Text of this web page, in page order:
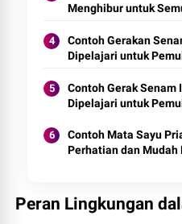
Menghibur untuk
Contoh Gerakan
Dipelajari untuk
Contoh Gerak Senam
Dipelajari untuk
Contoh Mata Sayu
Perhatian dan Mudah
Peran Lingkungan